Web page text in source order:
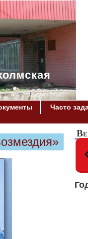
Часто